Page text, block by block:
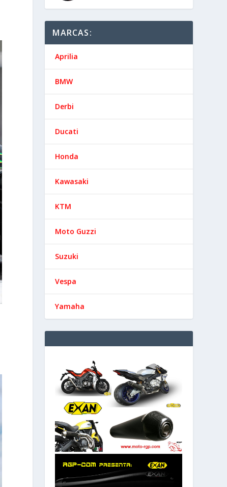
MARCAS:
Aprilia
BMW
Derbi
Ducati
Honda
Kawasaki
KTM
Moto Guzzi
Suzuki
Vespa
Yamaha